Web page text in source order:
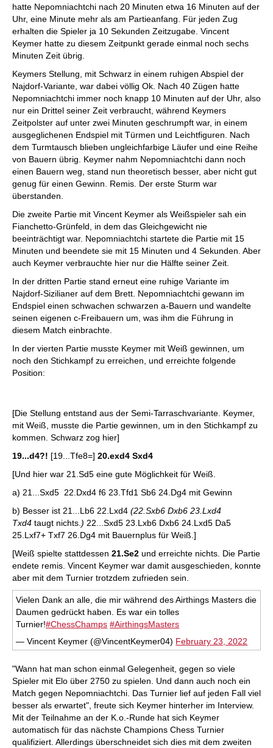
hatte Nepomniachtchi nach 20 Minuten etwa 16 Minuten auf der
Uhr, eine Minute mehr als am Partieanfang. Für jeden Zug
erhalten die Spieler ja 10 Sekunden Zeitzugabe. Vincent
Keymer hatte zu diesem Zeitpunkt gerade einmal noch sechs
Minuten Zeit übrig.
Keymers Stellung, mit Schwarz in einem ruhigen Abspiel der
Najdorf-Variante, war dabei völlig Ok. Nach 40 Zügen hatte
Nepomniachtchi immer noch knapp 10 Minuten auf der Uhr, also
nur ein Drittel seiner Zeit verbraucht, während Keymers
Zeitpolster auf unter zwei Minuten geschrumpft war, in einem
ausgeglichenen Endspiel mit Türmen und Leichtfiguren. Nach
dem Turmtausch blieben ungleichfarbige Läufer und eine Reihe
von Bauern übrig. Keymer nahm Nepomniachtchi dann noch
einen Bauern weg, stand nun theoretisch besser, aber nicht gut
genug für einen Gewinn. Remis. Der erste Sturm war
überstanden.
Die zweite Partie mit Vincent Keymer als Weißspieler sah ein
Fianchetto-Grünfeld, in dem das Gleichgewicht nie
beeinträchtigt war. Nepomniachtchi startete die Partie mit 15
Minuten und beendete sie mit 15 Minuten und 4 Sekunden. Aber
auch Keymer verbrauchte hier nur die Hälfte seiner Zeit.
In der dritten Partie stand erneut eine ruhige Variante im
Najdorf-Sizilianer auf dem Brett. Nepomniachtchi gewann im
Endspiel einen schwachen schwarzen a-Bauern und wandelte
seinen eigenen c-Freibauern um, was ihm die Führung in
diesem Match einbrachte.
In der vierten Partie musste Keymer mit Weiß gewinnen, um
noch den Stichkampf zu erreichen, und erreichte folgende
Position:
[Die Stellung entstand aus der Semi-Tarraschvariante. Keymer,
mit Weiß, musste die Partie gewinnen, um in den Stichkampf zu
kommen. Schwarz zog hier]
19...d4?! [19...Tfe8=] 20.exd4 Sxd4
[Und hier war 21.Sd5 eine gute Möglichkeit für Weiß.
a) 21...Sxd5 22.Dxd4 f6 23.Tfd1 Sb6 24.Dg4 mit Gewinn
b) Besser ist 21...Lb6 22.Lxd4 (22.Sxb6 Dxb6 23.Lxd4
Txd4 taugt nichts. ) 22...Sxd5 23.Lxb6 Dxb6 24.Lxd5 Da5
25.Lxf7+ Txf7 26.Dg4 mit Bauernplus für Weiß.]
[Weiß spielte stattdessen 21.Se2 und erreichte nichts. Die Partie
endete remis. Vincent Keymer war damit ausgeschieden, konnte
aber mit dem Turnier trotzdem zufrieden sein.
Vielen Dank an alle, die mir während des Airthings Masters die
Daumen gedrückt haben. Es war ein tolles
Turnier!#ChessChamps #AirthingsMasters
— Vincent Keymer (@VincentKeymer04) February 23, 2022
"Wann hat man schon einmal Gelegenheit, gegen so viele
Spieler mit Elo über 2750 zu spielen. Und dann auch noch ein
Match gegen Nepomniachtchi. Das Turnier lief auf jeden Fall viel
besser als erwartet", freute sich Keymer hinterher im Interview.
Mit der Teilnahme an der K.o.-Runde hat sich Keymer
automatisch für das nächste Champions Chess Turnier
qualifiziert. Allerdings überschneidet sich dies mit dem zweiten